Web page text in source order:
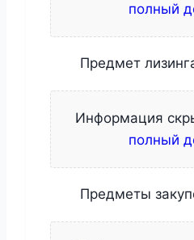
полный
Предмет
Информация
полный
Предметы